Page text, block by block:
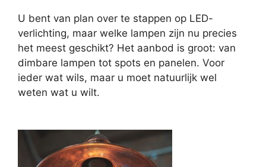
U bent van plan over te stappen op LED-
verlichting, maar welke lampen zijn nu precies
het meest geschikt? Het aanbod is groot: van
dimbare lampen tot spots en panelen. Voor
ieder wat wils, maar u moet natuurlijk wel
weten wat u wilt.